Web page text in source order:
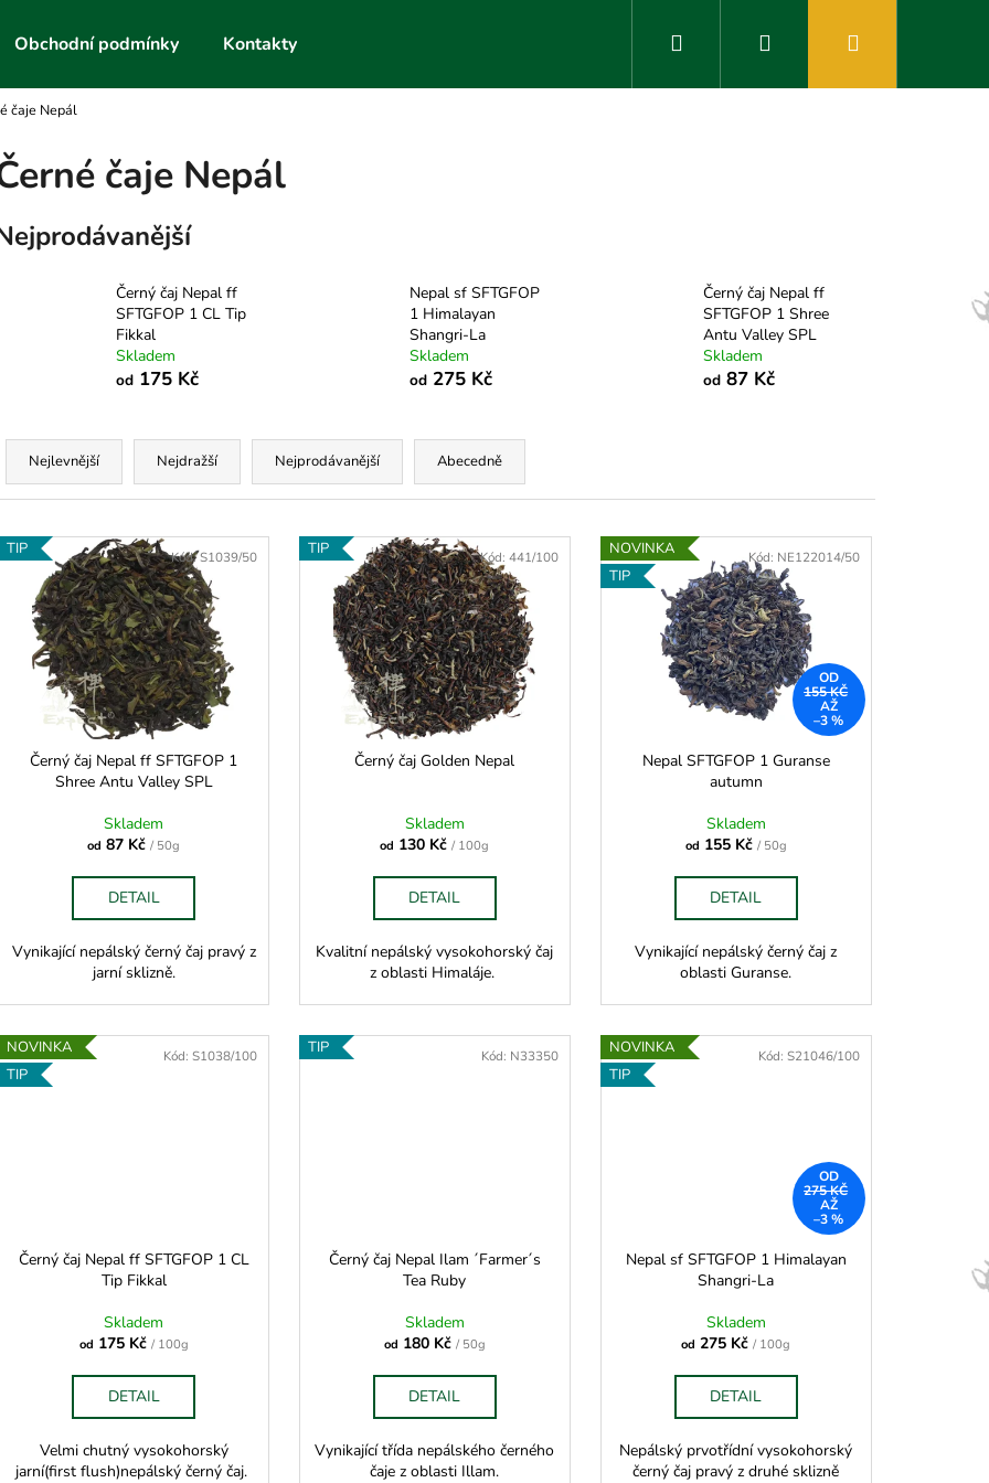
Obchodní podmínky Kontakty Hledat Přihlášení
čaje Nepál
čaje Nepál
Černý čaj Nepal ff
SFTGFOP 1 CL Tip
Fikkal
Skladem
od 175 Kč
Nepal sf SFTGFOP
1 Himalayan
Shangri-La
Skladem
od275 Kč
Černý čaj Nepal ff
SFTGFOP 1 Shree
Antu Valley SPL
Skladem
od87 Kč
Nejlevnější Nejdražší Nejprodávanější Abecedně
TIP
Černý čaj Nepal ff SFTGFOP 1
Shree Antu Valley SPL
Skladem
od 87 Kč/ 50g
DETAIL
Vynikající nepálský černý čaj pravý z
jarní sklizně.
Kód:S1039/50 TIP
Černý čaj Golden Nepal
Skladem
od 130 Kč/ 100g
DETAIL
Kvalitní nepálský vysokohorský čaj
z oblasti Himaláje.
Kód: 441/100
NOVINKA
TIP
OD
155 KČ
AŽ
–3 %
Nepal SFTGFOP 1 Guranse
autumn
Skladem
od 155 Kč / 50g
DETAIL
Vynikající nepálský černý čaj z
oblasti Guranse.
Kód: NE122014/50
NOVINKA
TIP
Černý čaj Nepal ff SFTGFOP 1 CL
Tip Fikkal
Skladem
od 175 Kč / 100g
DETAIL
Velmi chutný vysokohorský
jarní(first flush)nepálský černý čaj.
Kód:S1038/100 TIP
Černý čaj Nepal Ilam ´Farmer´s
Tea Ruby
Skladem
od 180 Kč / 50g
DETAIL
Vynikající třída nepálského černého
čaje z oblasti Illam.
Kód: N33350
NOVINKA
TIP
OD
275 KČ
AŽ
–3 %
Nepal sf SFTGFOP 1 Himalayan
Shangri-La
Skladem
od 275 Kč/ 100g
DETAIL
Nepálský prvotřídní vysokohorský
černý čaj pravý z druhé sklizně
Kód: S21046/100
Co potřebujete najít?
Doporučujeme